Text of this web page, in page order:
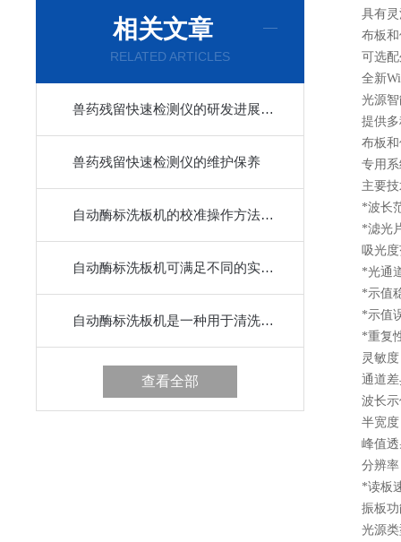
相关文章
RELATED ARTICLES
兽药残留快速检测仪的研发进展及其对农业绿色发展的影响
兽药残留快速检测仪的维护保养
自动酶标洗板机的校准操作方法是什么？
自动酶标洗板机可满足不同的实验要求
自动酶标洗板机是一种用于清洗酶标板的设备
查看全部
具有灵活
布板和保
可选配外
全新
光源智
提供多种
布板和保
专用系统
主要技
*波长范
*滤光片
吸光度
*光通道
*示值稳
*示值误
*重复性
灵敏度
通道差
波长示
半宽度
峰值透
分辨率：
*读板速
振板功
光源类